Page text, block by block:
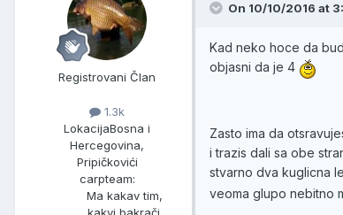
Registrovani Član
1.3k
LokacijaBosna i
Hercegovina,
Pripičkovići
carpteam:
Ma kakav tim,
On 10/10/2016 at
Kad neko hoce da
objasni da je 4
Zasto ima da
i trazis dali sa obe
stvarno dva kuglicna
veoma glupo nebitno